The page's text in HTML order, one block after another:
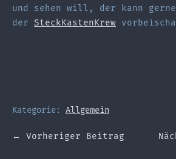
und sehen will, der kann
der SteckKastenKrew
Kategorie: Allgemein
Beitragsnavigation
← Vorheriger Beitrag